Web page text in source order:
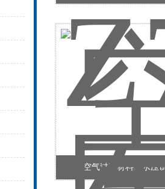
空气过滤材料阻水压